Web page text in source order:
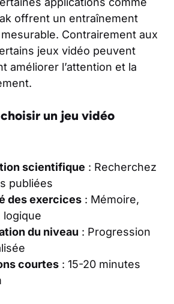
offrent un entraînement
Contrairement aux
jeux vidéo peuvent
améliorer l’attention et la
un jeu vidéo
scientifique : Recherchez
publiées
des exercices: Mémoire,
logique
du niveau : Progression
courtes: 15-20 minutes